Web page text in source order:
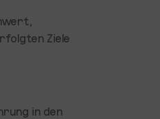
Ziele
in den